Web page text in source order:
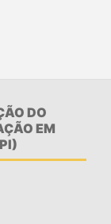
DO
EM